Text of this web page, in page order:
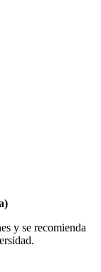
y se recomienda